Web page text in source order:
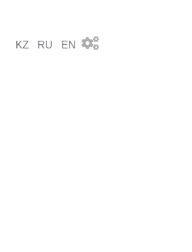
KZ RU EN